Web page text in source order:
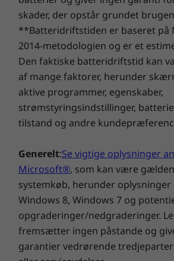
Dit mest produktive jeg
Nå dine deadlines med
opgaverne i flyvende stil – det
nemmere at multitaske. Blæs
projekter med masser af strøm,
til IdeaPad Slim 5 Gen 9 med
fingeraftrykslæser eller med et IR
med privatlivslukker (afhængig
og udvid din produktivitet med to
Pakkens indhold
IdeaPad Slim 5 Gen 9 (14" AMD)
Strømforsyning på 65 W
Lynvejledning
Komplet teknisk specifikation
Produktspecifikationsreference:
specifikationer, dokumenter,
engelsk)
skader, der opstår grundet
**Batteridriftstiden er baseret på
2014-metodologien og er et
Den faktiske batteridriftstid kan
af mange faktorer, herunder
aktive programmer, egenskaber,
strømstyringsindstillinger,
tilstand og andre
Generelt:Se vigtige oplysninger
Microsoft®, som kan være
systemkøb, herunder oplysninger
Windows 8, Windows 7 og
opgraderinger/nedgraderinger.
fremsætter ingen påstande og
garantier vedrørende